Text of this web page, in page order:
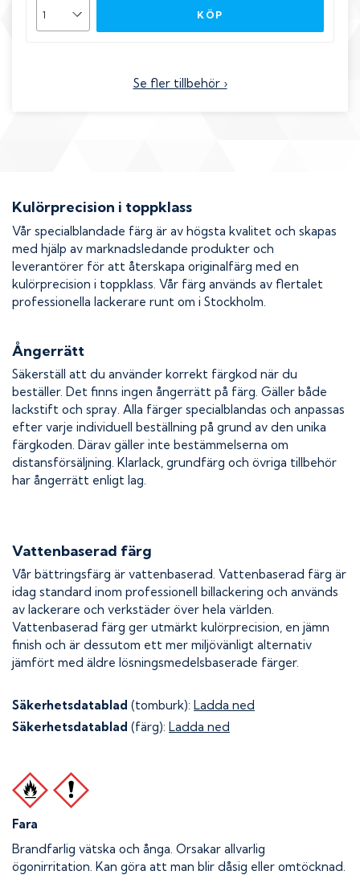
KÖP
Se fler tillbehör ›
Kulörprecision i toppklass
Vår specialblandade färg är av högsta kvalitet och skapas
med hjälp av marknadsledande produkter och
leverantörer för att återskapa originalfärg med en
kulörprecision i toppklass. Vår färg används av flertalet
professionella lackerare runt om i Stockholm.
Ångerrätt
Säkerställ att du använder korrekt färgkod när du
beställer. Det finns ingen ångerrätt på färg. Gäller både
lackstift och spray. Alla färger specialblandas och anpassas
efter varje individuell beställning på grund av den unika
färgkoden. Därav gäller inte bestämmelserna om
distansförsäljning. Klarlack, grundfärg och övriga tillbehör
har ångerrätt enligt lag.
Vattenbaserad färg
Vår bättringsfärg är vattenbaserad. Vattenbaserad färg är
idag standard inom professionell billackering och används
av lackerare och verkstäder över hela världen.
Vattenbaserad färg ger utmärkt kulörprecision, en jämn
finish och är dessutom ett mer miljövänligt alternativ
jämfört med äldre lösningsmedelsbaserade färger.
Säkerhetsdatablad (tomburk): Ladda ned
Säkerhetsdatablad (färg): Ladda ned
Fara
Brandfarlig vätska och ånga. Orsakar allvarlig
ögonirritation. Kan göra att man blir dåsig eller omtöcknad.